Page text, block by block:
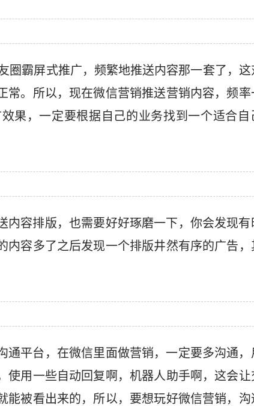
圈霸屏式推广，频繁地推送内容那一套了，这
常。所以，现在微信营销推送营销内容，频率
果，一定要根据自己的业务找到一个适合自
内容排版，也需要好好琢磨一下，你会发现有
内容多了之后发现一个排版井然有序的广告，
通平台，在微信里面做营销，一定要多沟通，
使用一些自动回复啊，机器人助手啊，这会让
能被看出来的，所以，要想玩好微信营销，沟